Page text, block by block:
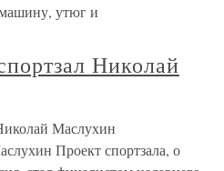
утюг и
Николай
Маслухин
Проект спортзала, о